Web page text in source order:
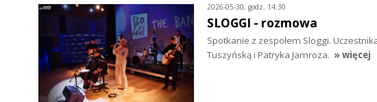
2026-05-30, godz. 14:30
SLOGGI - rozmowa
Spotkanie z zespołem Sloggi.
Tuszyńską i Patryka Jamroza. » więcej